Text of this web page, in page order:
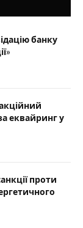
банку
еквайринг у
проти